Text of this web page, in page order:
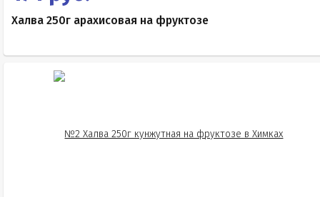
Халва 250г арахисовая на фруктозе